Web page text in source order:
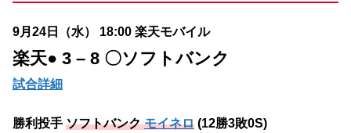
9月24日（水） 18:00 楽天モバイル
楽天● 3 – 8 〇ソフトバンク
試合詳細
勝利投手 ソフトバンクモイネロ (12勝3敗0S)